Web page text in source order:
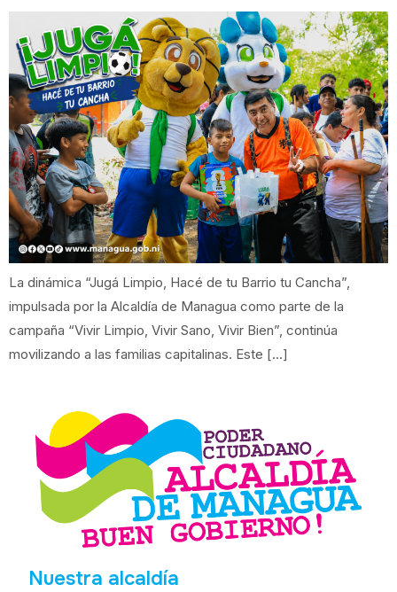
La dinámica “Jugá Limpio, Hacé de tu Barrio tu Cancha”,
impulsada por la Alcaldía de Managua como parte de la
campaña “Vivir Limpio, Vivir Sano, Vivir Bien”, continúa
movilizando a las familias capitalinas. Este […]
Nuestra alcaldía